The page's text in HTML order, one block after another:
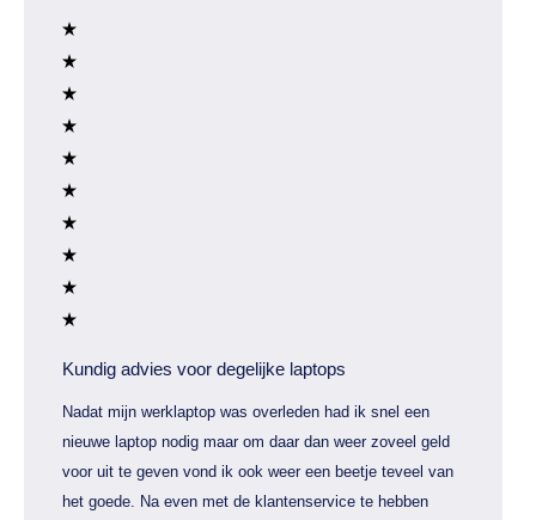
Kundig advies voor degelijke laptops
Nadat mijn werklaptop was overleden had ik snel een
nieuwe laptop nodig maar om daar dan weer zoveel geld
voor uit te geven vond ik ook weer een beetje teveel van
het goede. Na even met de klantenservice te hebben